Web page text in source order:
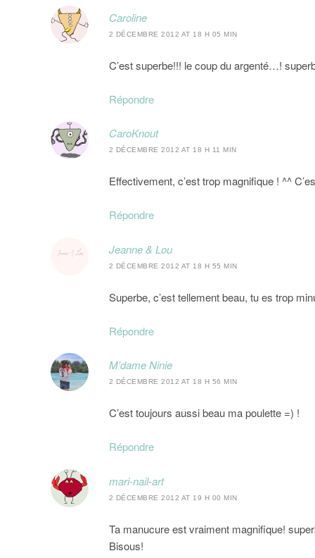
Caroline
2 DÉCEMBRE 2012 AT 18 H 05 MIN
C’est superbe!!! le coup du argenté…!
Répondre
CaroKnout
2 DÉCEMBRE 2012 AT 18 H 11 MIN
Effectivement, c’est trop magnifique ! ^^
Répondre
Jeanne & Lou
2 DÉCEMBRE 2012 AT 18 H 55 MIN
Superbe, c’est tellement beau, tu es trop
Répondre
M'dame Ninie
2 DÉCEMBRE 2012 AT 18 H 56 MIN
C’est toujours aussi beau ma poulette =) !
Répondre
mari-nail-art
2 DÉCEMBRE 2012 AT 19 H 00 MIN
Ta manucure est vraiment magnifique!
Bisous!